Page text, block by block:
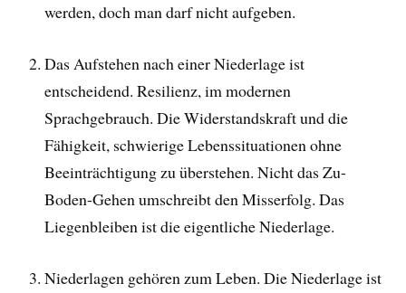
werden, doch man darf nicht aufgeben.
Das Aufstehen nach einer Niederlage ist
entscheidend. Resilienz, im modernen
Sprachgebrauch. Die Widerstandskraft und die
Fähigkeit, schwierige Lebenssituationen ohne
Beeinträchtigung zu überstehen. Nicht das Zu-
Boden-Gehen umschreibt den Misserfolg. Das
Liegenbleiben ist die eigentliche Niederlage.
Niederlagen gehören zum Leben. Die Niederlage ist